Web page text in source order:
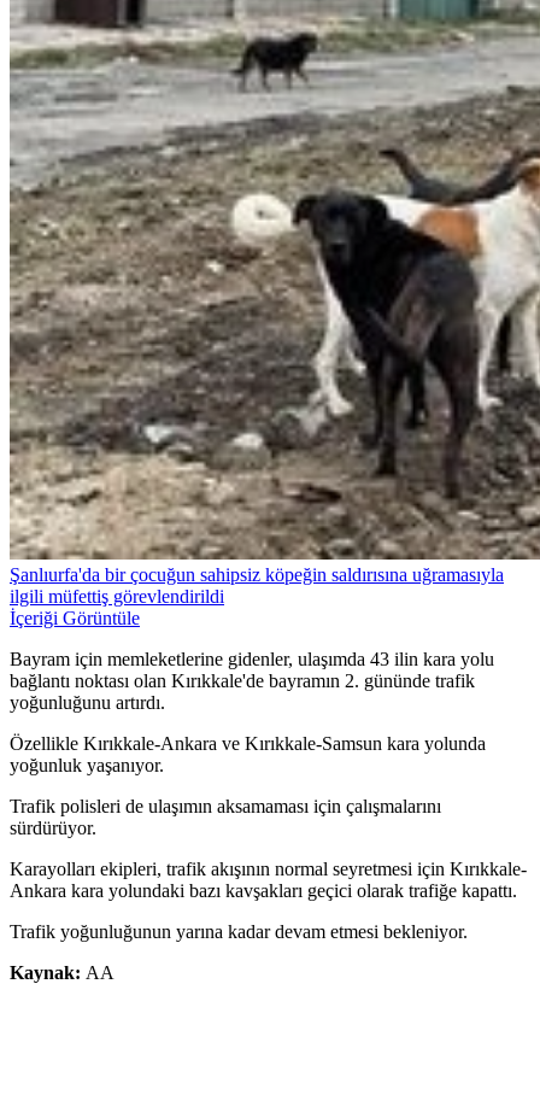
Şanlıurfa'da bir çocuğun sahipsiz köpeğin saldırısına uğramasıyla
ilgili müfettiş görevlendirildi
İçeriği Görüntüle
Bayram için memleketlerine gidenler, ulaşımda 43 ilin kara yolu
bağlantı noktası olan Kırıkkale'de bayramın 2. gününde trafik
yoğunluğunu artırdı.
Özellikle Kırıkkale-Ankara ve Kırıkkale-Samsun kara yolunda
yoğunluk yaşanıyor.
Trafik polisleri de ulaşımın aksamaması için çalışmalarını
sürdürüyor.
Karayolları ekipleri, trafik akışının normal seyretmesi için Kırıkkale-
Ankara kara yolundaki bazı kavşakları geçici olarak trafiğe kapattı.
Trafik yoğunluğunun yarına kadar devam etmesi bekleniyor.
Kaynak: AA